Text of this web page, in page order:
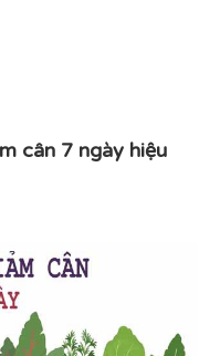
cân 7 ngày hiệu